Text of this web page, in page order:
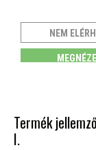
NEM
Termék
I.